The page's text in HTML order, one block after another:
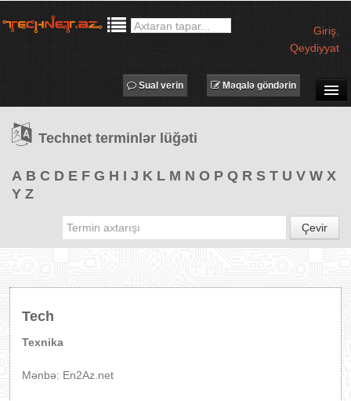
Giriş
Qeydiyyat
TƏDBİRLƏR
PROQRAMLAR
Məqalə göndərin
Sual verin
Technet terminlər lüğəti
A B C D E F G H I J K L M N O P Q R S T U V W X
Y Z
Çevir
Tech
Texnika
Mənbə: En2Az.net